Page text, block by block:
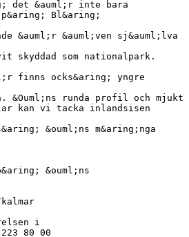
det &auml;r inte bara
Bl&aring;
&auml;r &auml;ven sj&auml;lva
som nationalpark.
finns ocks&aring; yngre
&Ouml;ns runda profil och mjukt
kan vi tacka inlandsisen
&ouml;ns m&aring;nga
&ouml;ns
i
80 00